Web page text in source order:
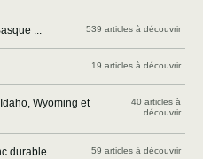
... 539 articles à découvrir
19 articles à découvrir
Wyoming et
40 articles à
découvrir
durable ... 59 articles à découvrir